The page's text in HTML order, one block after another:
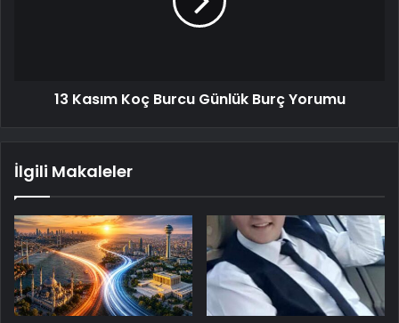
13 Kasım Koç Burcu Günlük Burç Yorumu
İlgili Makaleler